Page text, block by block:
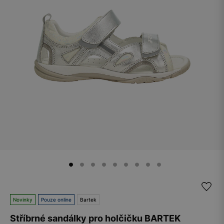
Novinky Pouze online Bartek
Stříbrné sandálky pro holčičku BARTEK